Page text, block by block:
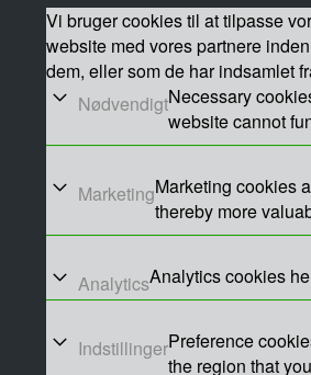
Vi bruger cookies til at tilpasse
website med vores partnere
dem, eller som de har indsamlet
NødvendigtNecessary
website cannot
MarketingMarketing cookies
thereby more
AnalyticsAnalytics cookies
IndstillingerPreference
the region that